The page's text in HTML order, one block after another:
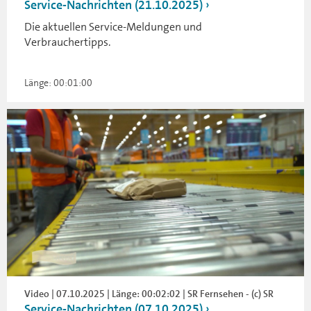
Service-Nachrichten (21.10.2025)
Die aktuellen Service-Meldungen und
Verbrauchertipps.
Länge: 00:01:00
Video | 07.10.2025 | Länge: 00:02:02 | SR Fernsehen - (c) SR